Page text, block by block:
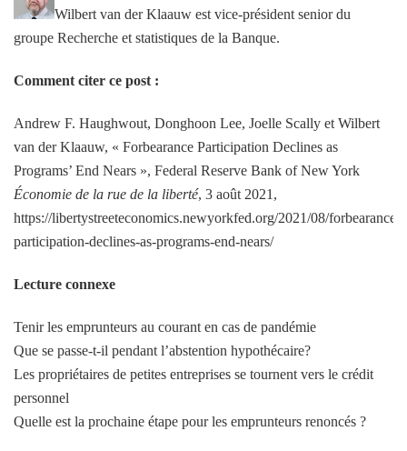
Wilbert van der Klaauw est vice-président senior du
groupe Recherche et statistiques de la Banque.
Comment citer ce post :
Andrew F. Haughwout, Donghoon Lee, Joelle Scally et Wilbert
van der Klaauw, « Forbearance Participation Declines as
Programs’ End Nears », Federal Reserve Bank of New York
Économie de la rue de la liberté, 3 août 2021,
https://libertystreeteconomics.newyorkfed.org/2021/08/forbearance-
participation-declines-as-programs-end-nears/
Lecture connexe
Tenir les emprunteurs au courant en cas de pandémie
Que se passe-t-il pendant l’abstention hypothécaire?
Les propriétaires de petites entreprises se tournent vers le crédit
personnel
Quelle est la prochaine étape pour les emprunteurs renoncés ?